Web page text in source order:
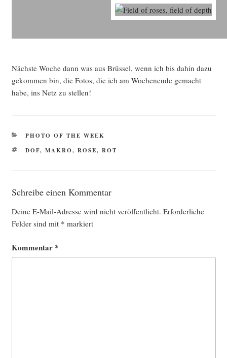
Nächs­te Woche dann was aus Brüs­sel, wenn ich bis dahin dazu
gekom­men bin, die Fotos, die ich am Wochen­en­de gemacht
habe, ins Netz zu stellen!
KATEGORIEN
PHOTO OF THE WEEK
SCHLAGWÖRTER
DOF, MAKRO, ROSE, ROT
Schreibe einen Kommentar
Deine E-Mail-Adresse wird nicht veröffentlicht. Erforderliche
Felder sind mit * markiert
Kommentar *